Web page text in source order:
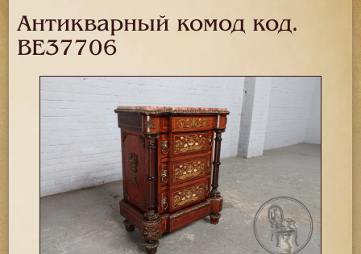
Антикварный комод код.
BE37706